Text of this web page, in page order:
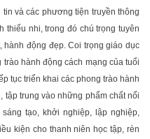
và các phương tiện truyền thông
thiếu nhi, trong đó chú trọng tuyên
hành động đẹp. Coi trọng giáo dục
hành động cách mạng của tuổi
tục triển khai các phong trào hành
tập trung vào những phẩm chất nổi
tạo, khởi nghiệp, lập nghiệp,
kiện cho thanh niên học tập, rèn